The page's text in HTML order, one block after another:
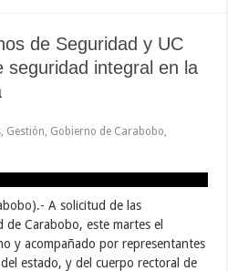
de Seguridad y UC
seguridad integral en la
Gestión Gobierno de Carabobo
A solicitud de las
de Carabobo, este martes el
y acompañado por representantes
estado, y del cuerpo rectoral de